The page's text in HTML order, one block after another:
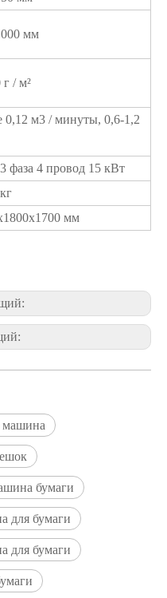
мм
г / м²
0,12 м3 / минуты, 0,6-1,2
фаза 4 провод 15 кВт
мм
машина
бумаги
для бумаги
для бумаги